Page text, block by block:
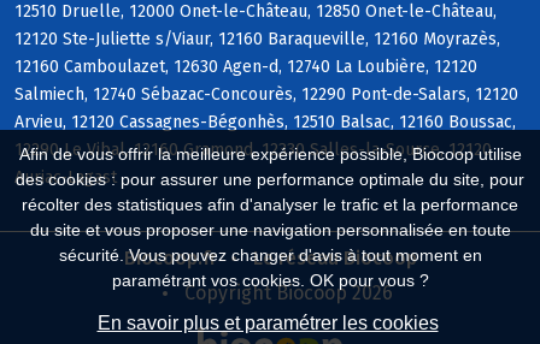
Afin de vous offrir la meilleure expérience possible, Biocoop utilise
des cookies : pour assurer une performance optimale du site, pour
récolter des statistiques afin d'analyser le trafic et la performance
du site et vous proposer une navigation personnalisée en toute
sécurité. Vous pouvez changer d'avis à tout moment en
paramétrant vos cookies. OK pour vous ?
En savoir plus et paramétrer les cookies
12510 Druelle, 12000 Onet-le-Château, 12850 Onet-le-Château,
12120 Ste-Juliette s/Viaur, 12160 Baraqueville, 12160 Moyrazès,
12160 Camboulazet, 12630 Agen-d, 12740 La Loubière, 12120
Salmiech, 12740 Sébazac-Concourès, 12290 Pont-de-Salars, 12120
Arvieu, 12120 Cassagnes-Bégonhès, 12510 Balsac, 12160 Boussac,
12290 Le Vibal, 12160 Gramond, 12330 Salles-la-Source, 12120
Auriac-Lagast
Biocoop.fr
Le réseau Biocoop
Copyright Biocoop 2026